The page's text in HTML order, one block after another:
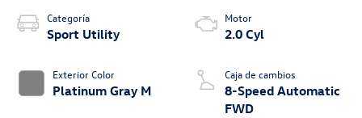
Categoría
Sport Utility
Exterior Color
Platinum Gray M
Motor
2.0 Cyl
Caja de cambios
8-Speed Automatic
FWD